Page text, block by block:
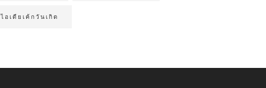
ไอเดียเค้กวันเกิด